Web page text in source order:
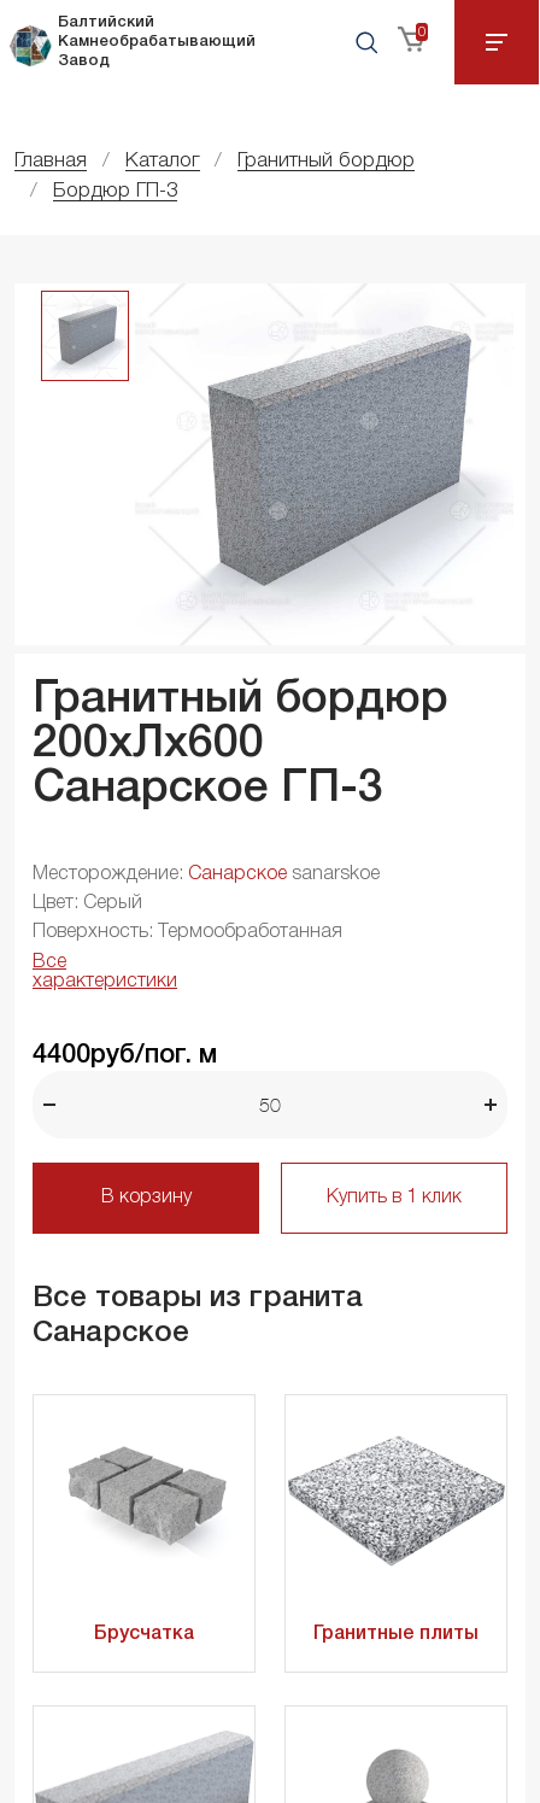
Балтийский
Камнеобрабатывающий
Завод
0
Главная Каталог
Гранитный бордюр
Бордюр ГП-3
Гранитный бордюр
200xЛx600
Санарское ГП-3
Месторождение: Санарское sanarskoe
Цвет: Серый
Поверхность: Термообработанная
Все
характеристики
4400руб/пог. м
В корзину Купить в 1 клик
Все товары из гранита
Санарское
Брусчатка Гранитные плиты